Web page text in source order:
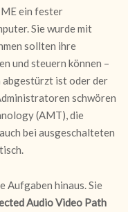
ein fester
Sie wurde mit
sollten ihre
und steuern können –
abgestürzt ist oder der
schwören
(AMT), die
bei ausgeschalteten
Aufgaben hinaus. Sie
Audio Video Path